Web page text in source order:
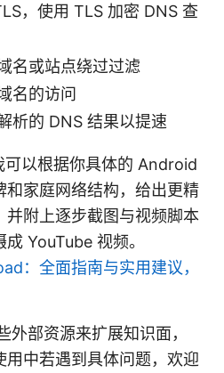
，使用 TLS 加密 DNS 查
名或站点绕过过滤
名的访问
析的 DNS 结果以提速
以根据你具体的 Android
和家庭网络结构，给出更精
并附上逐步截图与视频脚本
YouTube 视频。
：全面指南与实用建议，
部资源来扩展知识面，
用中若遇到具体问题，欢迎